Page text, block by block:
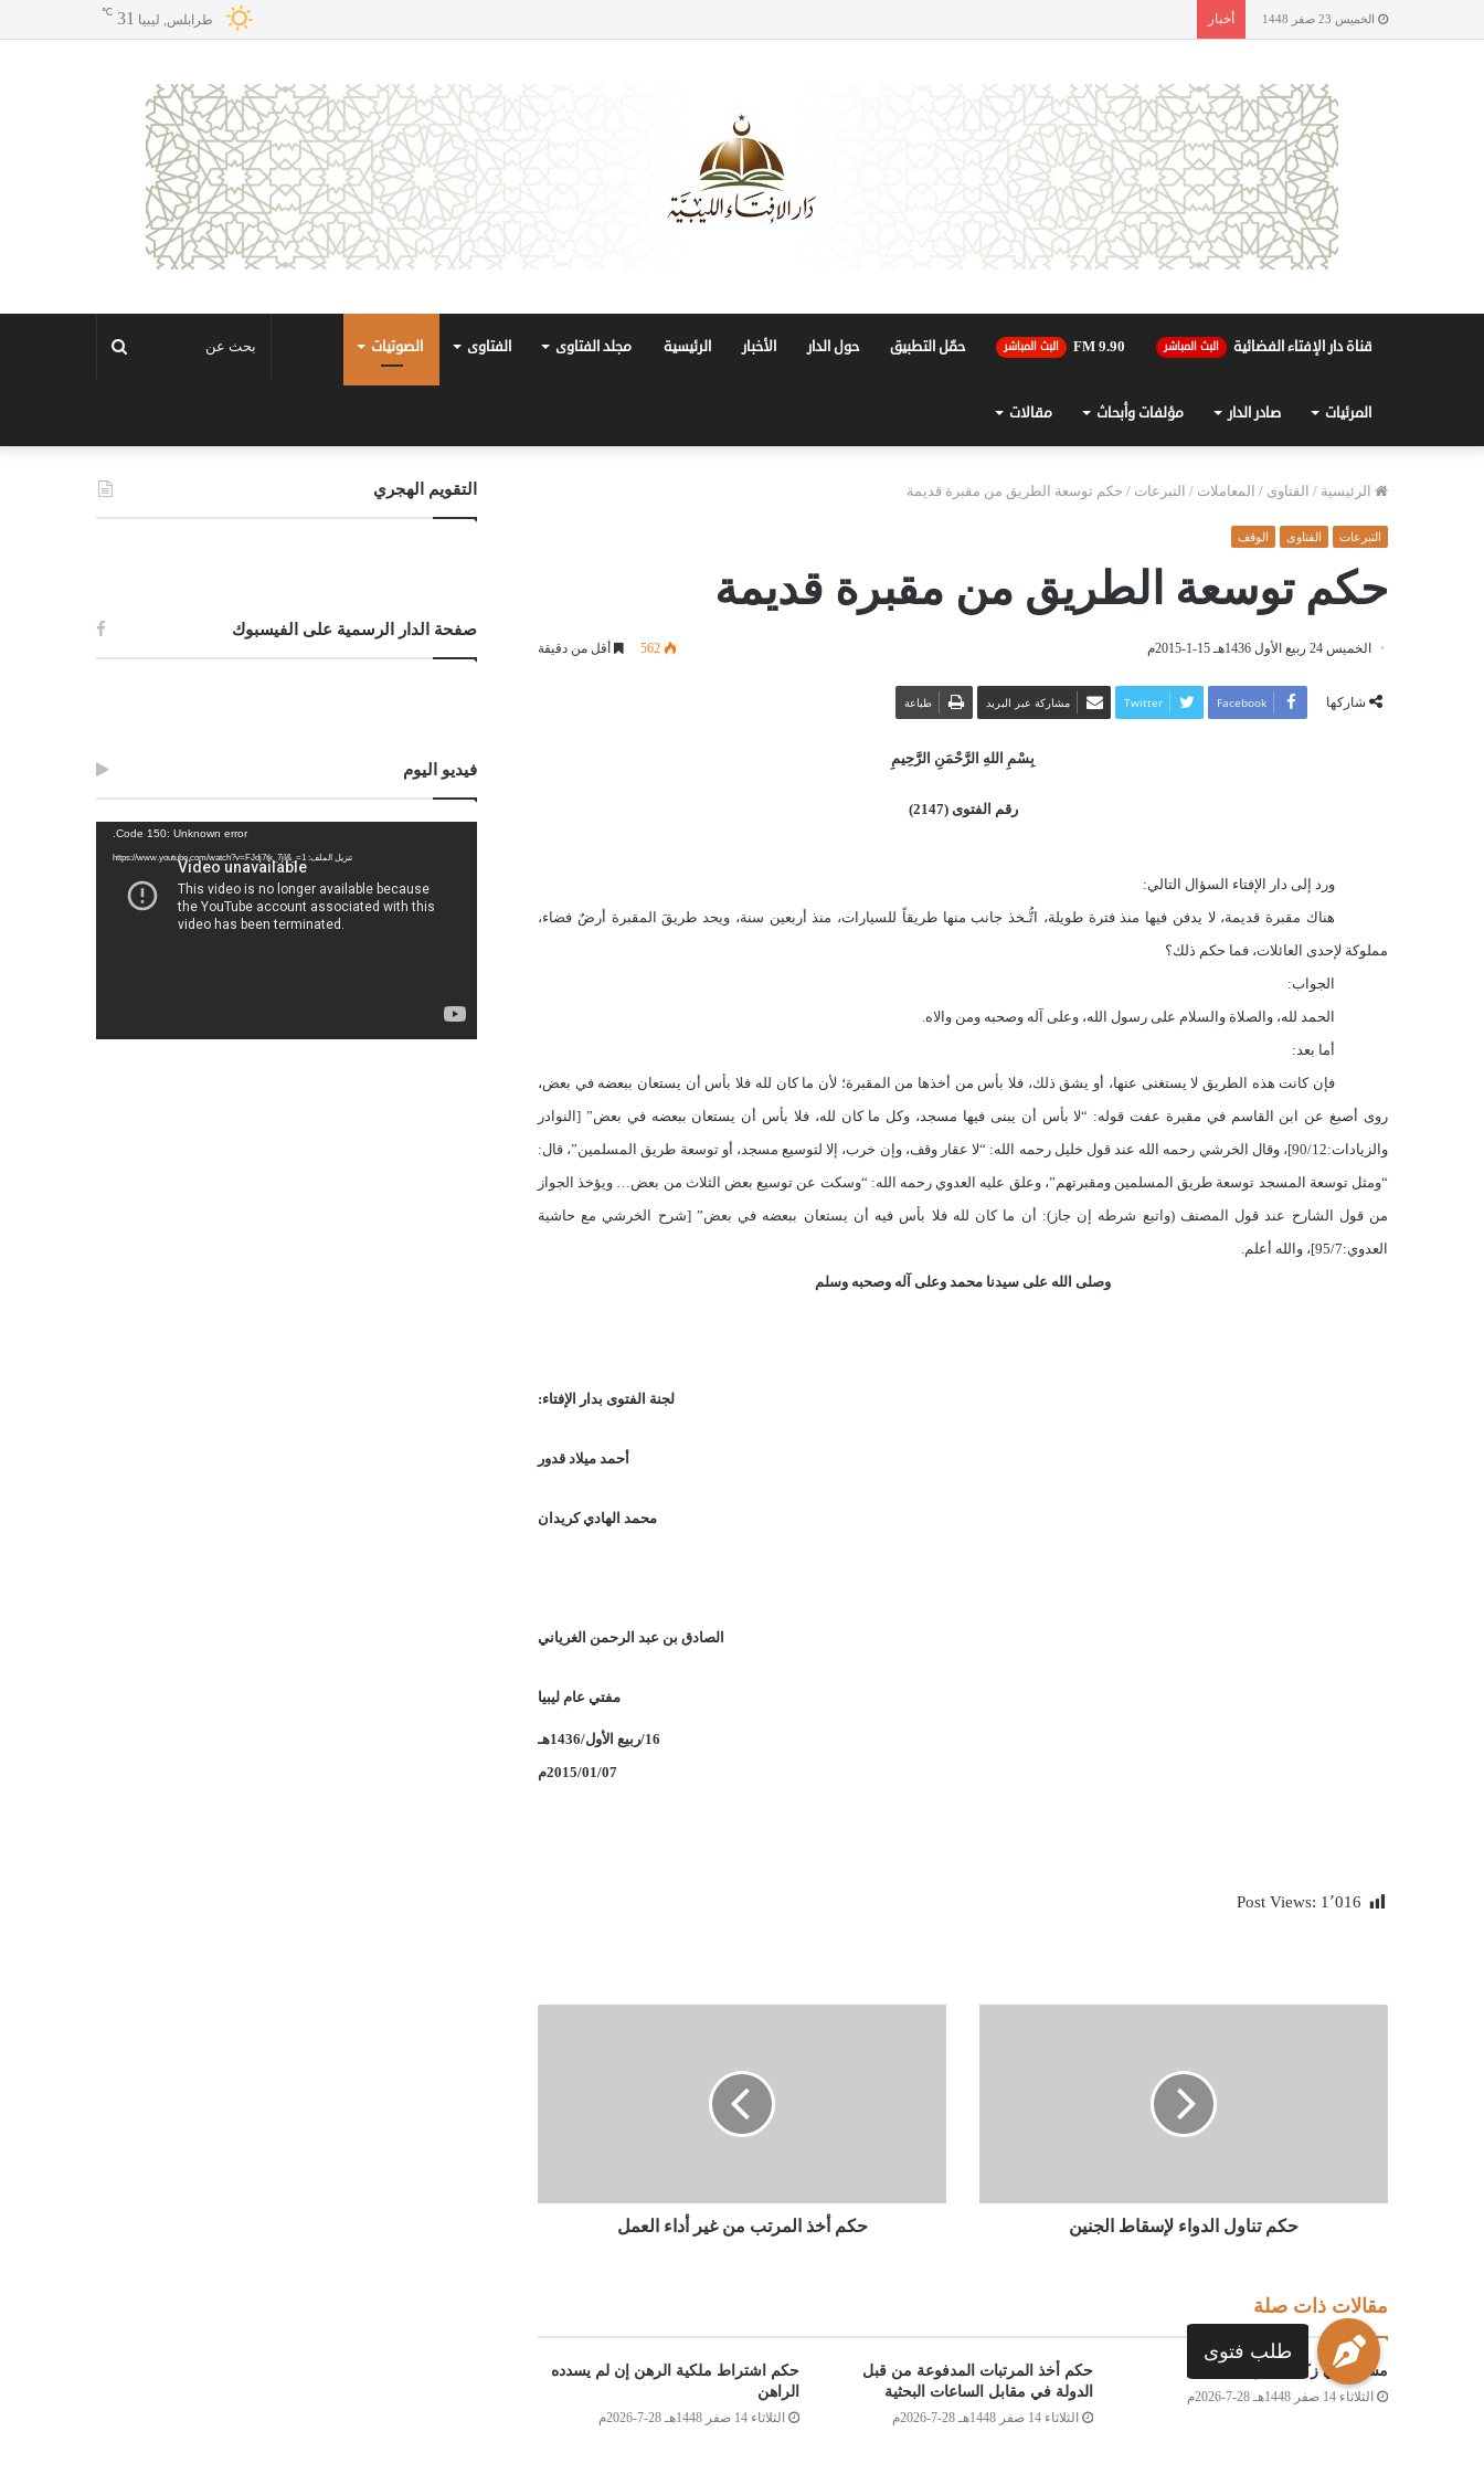
طلب فتوى
الخميس 23 صفر 1448 أخبار طرابلس, ليبيا 31
℃
قناة دار الإفتاء الفضائية البث المباشر 90.FM 9 البث المباشر حمّل التطبيق حول الدار الأخبار الرئيسية مجلد الفتاوى الفتاوى الصوتيات
المرئيات صادر الدار مؤلفات وأبحاث مقالات
الرئيسية / الفتاوى / المعاملات / التبرعات / حكم توسعة الطريق من مقبرة قديمة
التبرعات الفتاوى الوقف
حكم توسعة الطريق من مقبرة قديمة
الخميس 24 ربيع الأول 1436هـ 15-1-2015م 562 أقل من دقيقة
شاركها Facebook
Twitter مشاركة عبر البريد طباعة
بِسْمِ اللهِ الرَّحْمَنِ الرَّحِيمِ
رقم الفتوى (2147
)
ورد إلى دار الإفتاء السؤال التالي:
هناك مقبرة قديمة، لا يدفن فيها منذ فترة طويلة، اتُّـخذ جانب منها طريقاً للسيارات، منذ أربعين سنة، ويحد طريقَ المقبرة أرضٌ فضاء،
مملوكة لإحدى العائلات، فما حكم ذلك؟
الجواب:
الحمد لله، والصلاة والسلام على رسول الله، وعلى آله وصحبه ومن والاه.
أما بعد:
فإن كانت هذه الطريق لا يستغنى عنها، أو يشق ذلك، فلا بأس من أخذها من المقبرة؛ لأن ما كان لله فلا بأس أن يستعان ببعضه في بعض،
روى أصبغ عن ابن القاسم في مقبرة عفت قوله: “لا بأس أن يبنى فيها مسجد، وكل ما كان لله، فلا بأس أن يستعان ببعضه في بعض” [النوادر
والزيادات:90/12]، وقال الخرشي رحمه الله عند قول خليل رحمه الله: “لا عقار وقف، وإن خرب، إلا لتوسيع مسجد، أو توسعة طريق المسلمين”، قال:
“ومثل توسعة المسجد توسعة طريق المسلمين ومقبرتهم”، وعلق عليه العدوي رحمه الله: “وسكت عن توسيع بعض الثلاث من بعض… ويؤخذ الجواز
من قول الشارح عند قول المصنف (واتبع شرطه إن جاز): أن ما كان لله فلا بأس فيه أن يستعان ببعضه في بعض” [شرح الخرشي مع حاشية
العدوي:95/7]، والله أعلم.
وصلى الله على سيدنا محمد وعلى آله وصحبه وسلم
لجنة الفتوى بدار الإفتاء:
أحمد ميلاد قدور
محمد الهادي كريدان
الصادق بن عبد الرحمن الغرياني
مفتي عام ليبيا
16/ربيع الأول/1436هـ
07
/
01
/
2015م
Post Views: 1٬016
حكم تناول الدواء لإسقاط الجنين حكم أخذ المرتب من غير أداء العمل
مقالات ذات صلة
مسألة في زكاة الشركات
الثلاثاء 14 صفر 1448هـ 28-7-2026م
حكم أخذ المرتبات المدفوعة من قبل
الدولة في مقابل الساعات البحثية
الثلاثاء 14 صفر 1448هـ 28-7-2026م
حكم اشتراط ملكية الرهن إن لم يسدده
الراهن
الثلاثاء 14 صفر 1448هـ 28-7-2026م
التقويم الهجري
صفحة الدار الرسمية على الفيسبوك
فيديو اليوم
Code 150: Unknown error.
تنزيل الملف: https://www.youtube.com/watch?v=FJdj7tk_7jI&_=1